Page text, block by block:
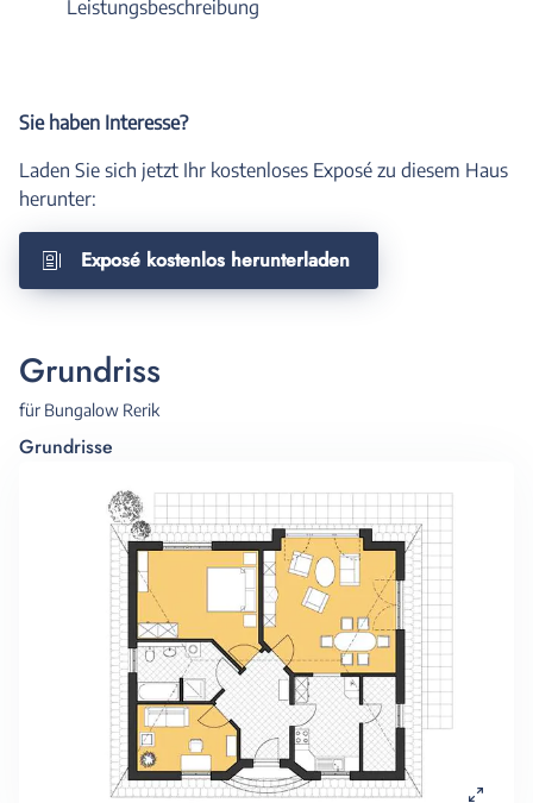
Leistungsbeschreibung
Sie haben Interesse?
Laden Sie sich jetzt Ihr kostenloses Exposé zu diesem Haus
herunter:
Exposé kostenlos herunterladen
Grundriss
für Bungalow Rerik
Grundrisse